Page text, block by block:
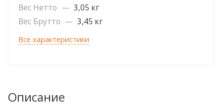
Вес Нетто — 3,05 кг
Вес Брутто — 3,45 кг
Все характеристики
Описание